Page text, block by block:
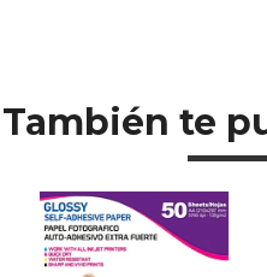
También te